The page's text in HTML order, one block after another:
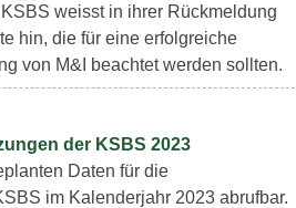
weisst in ihrer Rückmeldung
hin, die für eine erfolgreiche
von M&I beachtet werden sollten.
der KSBS 2023
Daten für die
im Kalenderjahr 2023 abrufbar.